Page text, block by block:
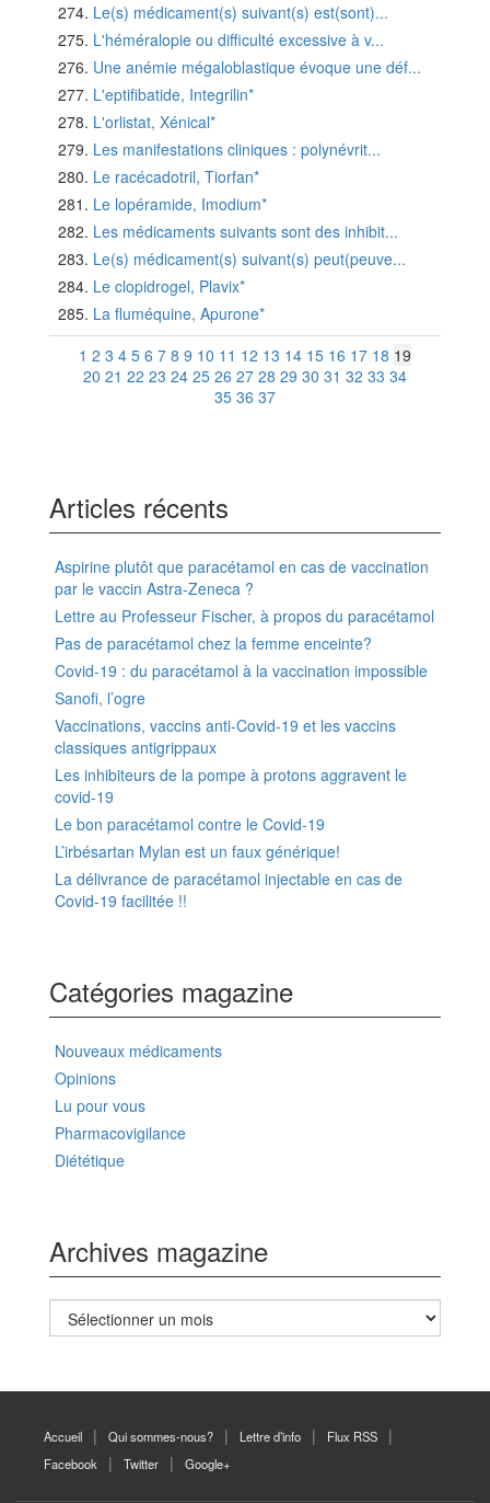
Le(s) médicament(s) suivant(s) est(sont)...
L'héméralopie ou difficulté excessive à v...
Une anémie mégaloblastique évoque une déf...
L'eptifibatide, Integrilin*
L'orlistat, Xénical*
Les manifestations cliniques : polynévrit...
Le racécadotril, Tiorfan*
Le lopéramide, Imodium*
Les médicaments suivants sont des inhibit...
Le(s) médicament(s) suivant(s) peut(peuve...
Le clopidrogel, Plavix*
La fluméquine, Apurone*
1 2 3 4 5 6 7 8 9 10 11 12 13 14 15 16 17 18 19
20 21 22 23 24 25 26 27 28 29 30 31 32 33 34
35 36 37
Articles récents
Aspirine plutôt que paracétamol en cas de vaccination
par le vaccin Astra-Zeneca ?
Lettre au Professeur Fischer, à propos du paracétamol
Pas de paracétamol chez la femme enceinte?
Covid-19 : du paracétamol à la vaccination impossible
Sanofi, l’ogre
Vaccinations, vaccins anti-Covid-19 et les vaccins
classiques antigrippaux
Les inhibiteurs de la pompe à protons aggravent le
covid-19
Le bon paracétamol contre le Covid-19
L’irbésartan Mylan est un faux générique!
La délivrance de paracétamol injectable en cas de
Covid-19 facilitée !!
Catégories magazine
Nouveaux médicaments
Opinions
Lu pour vous
Pharmacovigilance
Diététique
Archives magazine
Archives
magazine
Accueil Qui sommes-nous? Lettre d’info
Flux RSS
Facebook
Twitter Google+